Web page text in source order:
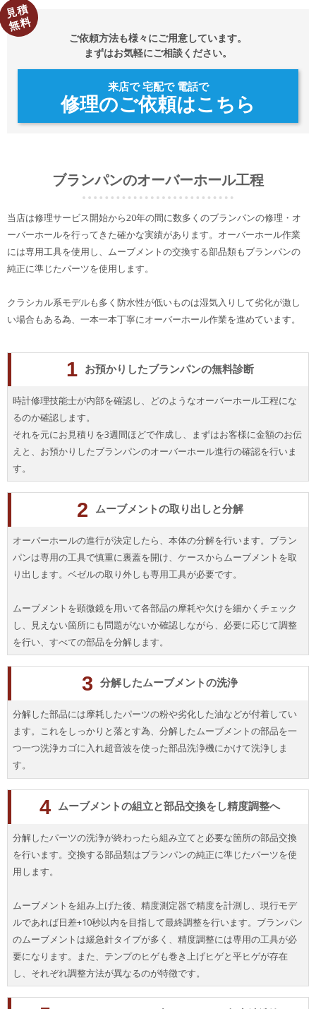
ご依頼方法も様々にご用意しています。
まずはお気軽にご相談ください。
来店で 宅配で 電話で
修理のご依頼はこちら
見積
無料
ブランパンのオーバーホール工程
当店は修理サービス開始から20年の間に数多くのブランパンの修理・オ
ーバーホールを行ってきた確かな実績があります。オーバーホール作業
には専用工具を使用し、ムーブメントの交換する部品類もブランパンの
純正に準じたパーツを使用します。
クラシカル系モデルも多く防水性が低いものは湿気入りして劣化が激し
い場合もある為、一本一本丁寧にオーバーホール作業を進めています。
1 お預かりしたブランパンの無料診断
時計修理技能士が内部を確認し、どのようなオーバーホール工程にな
るのか確認します。
それを元にお見積りを3週間ほどで作成し、まずはお客様に金額のお伝
えと、お預かりしたブランパンのオーバーホール進行の確認を行いま
す。
2 ムーブメントの取り出しと分解
オーバーホールの進行が決定したら、本体の分解を行います。ブラン
パンは専用の工具で慎重に裏蓋を開け、ケースからムーブメントを取
り出します。ベゼルの取り外しも専用工具が必要です。
ムーブメントを顕微鏡を用いて各部品の摩耗や欠けを細かくチェック
し、見えない箇所にも問題がないか確認しながら、必要に応じて調整
を行い、すべての部品を分解します。
3 分解したムーブメントの洗浄
分解した部品には摩耗したパーツの粉や劣化した油などが付着してい
ます。これをしっかりと落とす為、分解したムーブメントの部品を一
つ一つ洗浄カゴに入れ超音波を使った部品洗浄機にかけて洗浄しま
す。
4 ムーブメントの組立と部品交換をし精度調整へ
分解したパーツの洗浄が終わったら組み立てと必要な箇所の部品交換
を行います。交換する部品類はブランパンの純正に準じたパーツを使
用します。
ムーブメントを組み上げた後、精度測定器で精度を計測し、現行モデ
ルであれば日差+10秒以内を目指して最終調整を行います。ブランパン
のムーブメントは緩急針タイプが多く、精度調整には専用の工具が必
要になります。また、テンプのヒゲも巻き上げヒゲと平ヒゲが存在
し、それぞれ調整方法が異なるのが特徴です。